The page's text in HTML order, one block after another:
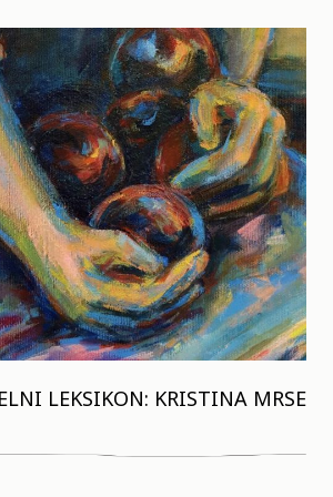
LEKSIKON: KRISTINA MRSE